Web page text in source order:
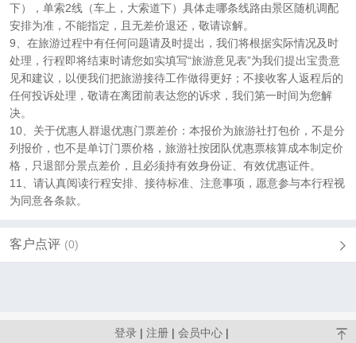
下），单索2线（车上，大索道下）具体走哪条线路由景区随机调配
安排为准，不能指定，且无差价退还，敬请谅解。
9、在旅游过程中有任何问题请及时提出，我们将根据实际情况及时
处理，行程即将结束时请您如实填写“旅游意见表”为我们提出宝贵意
见和建议，以便我们把旅游接待工作做得更好；不接收客人返程后的
任何投诉处理，敬请在离团前表达您的诉求，我们第一时间为您解
决。
10、关于优惠人群退优惠门票差价：本报价为旅游社打包价，不是分
列报价，也不是单订门票价格，旅游社按团队优惠票核算成本制定价
格，只退部分景点差价，且必须持有效身份证、有效优惠证件。
11、请认真阅读行程安排、接待标准、注意事项，愿意参与本行程视
为同意各条款。
客户点评 (0)
登录 | 注册 | 会员中心 |